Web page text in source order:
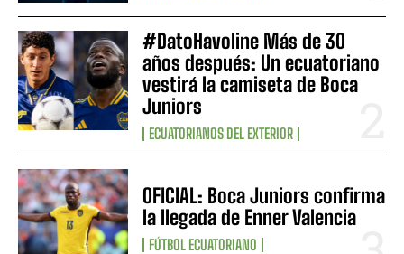
#DatoHavoline Más de 30
años después: Un ecuatoriano
vestirá la camiseta de Boca
Juniors
ECUATORIANOS DEL EXTERIOR
OFICIAL: Boca Juniors confirma
la llegada de Enner Valencia
FÚTBOL ECUATORIANO